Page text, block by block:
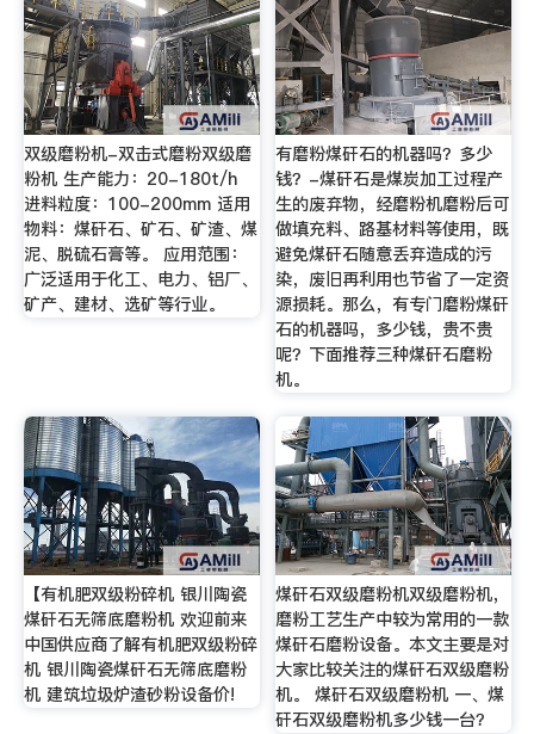
双级磨粉机-双击式磨粉双级磨
粉机 生产能力：20-180t/h
进料粒度：100-200mm 适用
物料：煤矸石、矿石、矿渣、煤
泥、脱硫石膏等。 应用范围：
广泛适用于化工、电力、铝厂、
矿产、建材、选矿等行业。
有磨粉煤矸石的机器吗？多少
钱？-煤矸石是煤炭加工过程产
生的废弃物，经磨粉机磨粉后可
做填充料、路基材料等使用，既
避免煤矸石随意丢弃造成的污
染，废旧再利用也节省了一定资
源损耗。那么，有专门磨粉煤矸
石的机器吗，多少钱，贵不贵
呢？下面推荐三种煤矸石磨粉
机。
【有机肥双级粉碎机 银川陶瓷
煤矸石无筛底磨粉机 欢迎前来
中国供应商了解有机肥双级粉碎
机 银川陶瓷煤矸石无筛底磨粉
机 建筑垃圾炉渣砂粉设备价!
煤矸石双级磨粉机双级磨粉机，
磨粉工艺生产中较为常用的一款
煤矸石磨粉设备。本文主要是对
大家比较关注的煤矸石双级磨粉
机。 煤矸石双级磨粉机 一、煤
矸石双级磨粉机多少钱一台？